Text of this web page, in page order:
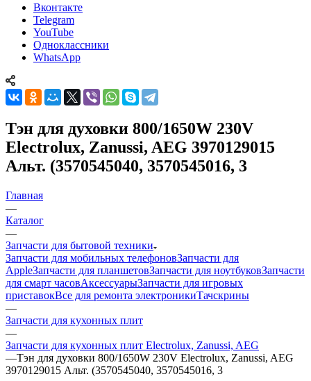
Вконтакте
Telegram
YouTube
Одноклассники
WhatsApp
Тэн для духовки 800/1650W 230V
Electrolux, Zanussi, AEG 3970129015
Альт. (3570545040, 3570545016, 3
Главная
—
Каталог
—
Запчасти для бытовой техники
Запчасти для мобильных телефоновЗапчасти для
AppleЗапчасти для планшетовЗапчасти для ноутбуковЗапчасти
для смарт часовАксессуарыЗапчасти для игровых
приставокВсе для ремонта электроникиТачскрины
—
Запчасти для кухонных плит
—
Запчасти для кухонных плит Electrolux, Zanussi, AEG
—Тэн для духовки 800/1650W 230V Electrolux, Zanussi, AEG
3970129015 Альт. (3570545040, 3570545016, 3